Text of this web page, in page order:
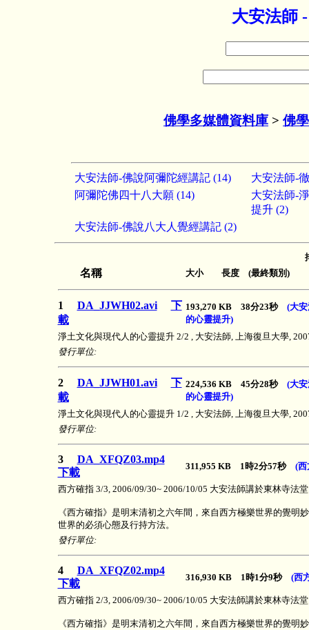
大安法師
佛學多媒體資料庫 > 佛
大安法師-佛說阿彌陀經講記 (14)
大安法師-
阿彌陀佛四十八大願 (14)
大安法師-
提升 (2)
大安法師-佛說八大人覺經講記 (2)
名稱 大小 長度 (最終類別)
1 DA_JJWH02.avi
下
載
193,270 KB 38分23秒 (大
的心靈提升)
淨土文化與現代人的心靈提升 2/2 , 大安法師, 上海復旦大學,
發行單位:
2 DA_JJWH01.avi
下
載
224,536 KB 45分28秒 (大
的心靈提升)
淨土文化與現代人的心靈提升 1/2 , 大安法師, 上海復旦大學,
發行單位:
3 DA_XFQZ03.mp4
下載
311,955 KB 1時2分57秒 (西
西方確指 3/3, 2006/09/30~ 2006/10/05 大安法師講於東林寺法
《西方確指》是明末清初之六年間，來自西方極樂世界的覺
世界的必須心態及行持方法。
發行單位:
4 DA_XFQZ02.mp4
下載
316,930 KB 1時1分9秒 (西
西方確指 2/3, 2006/09/30~ 2006/10/05 大安法師講於東林寺法
《西方確指》是明末清初之六年間，來自西方極樂世界的覺